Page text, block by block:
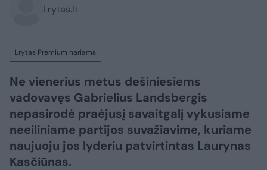
Lrytas.lt
Lrytas Premium nariams
Ne vienerius metus dešiniesiems
vadovavęs Gabrielius Landsbergis
nepasirodė praėjusį savaitgalį vykusiame
neeiliniame partijos suvažiavime, kuriame
naujuoju jos lyderiu patvirtintas Laurynas
Kasčiūnas.